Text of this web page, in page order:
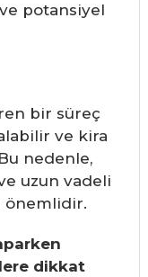
potansiyel
bir süreç
ve kira
nedenle,
ve uzun vadeli
önemlidir.
dikkat